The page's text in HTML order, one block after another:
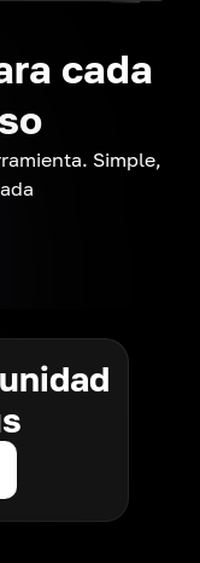
cada
Simple,